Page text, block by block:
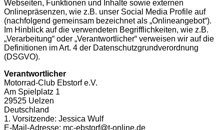
Webseiten, Funktionen und Inhalte sowie externen
Onlinepräsenzen, wie z.B. unser Social Media Profile auf
(nachfolgend gemeinsam bezeichnet als „Onlineangebot“).
Im Hinblick auf die verwendeten Begrifflichkeiten, wie z.B.
„Verarbeitung“ oder „Verantwortlicher“ verweisen wir auf die
Definitionen im Art. 4 der Datenschutzgrundverordnung
(DSGVO).
Verantwortlicher
Motorrad-Club Ebstorf e.V.
Am Spielplatz 1
29525 Uelzen
Deutschland
1. Vorsitzende: Jessica Wulf
E-Mail-Adresse: mc-ebstorf@t-online.de